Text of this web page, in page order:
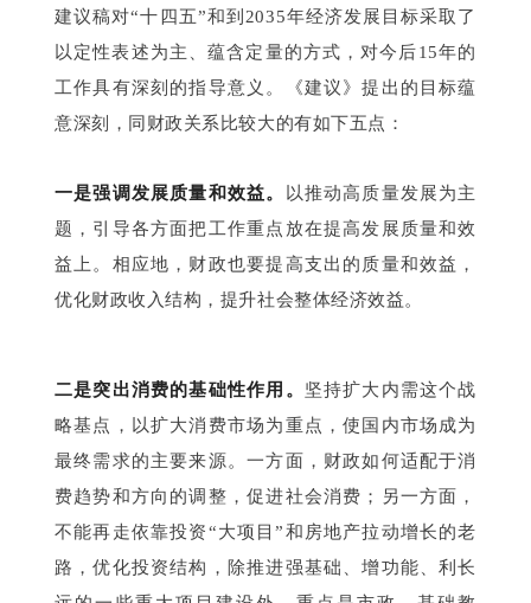
建议稿对“十四五”和到2035年经济发展目标采取了
以定性表述为主、蕴含定量的方式，对今后15年的
工作具有深刻的指导意义。《建议》提出的目标蕴
意深刻，同财政关系比较大的有如下五点：
一是强调发展质量和效益。
以推动高质量发展为主
题，引导各方面把工作重点放在提高发展质量和效
益上。相应地，财政也要提高支出的质量和效益，
优化财政收入结构，提升社会整体经济效益。
二是突出消费的基础性作用。
坚持扩大内需这个战
略基点，以扩大消费市场为重点，使国内市场成为
最终需求的主要来源。一方面，财政如何适配于消
费趋势和方向的调整，促进社会消费；另一方面，
不能再走依靠投资“大项目”和房地产拉动增长的老
路，优化投资结构，除推进强基础、增功能、利长